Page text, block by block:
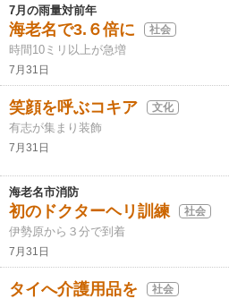
7月の雨量対前年
海老名で3.６倍に 社会
時間10ミリ以上が急増
7月31日
笑顔を呼ぶコキア 文化
有志が集まり装飾
7月31日
海老名市消防
初のドクターヘリ訓練 社会
伊勢原から３分で到着
7月31日
タイへ介護用品を 社会